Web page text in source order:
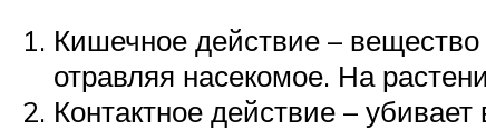
Кишечное действие –
отравляя насекомое. На
Контактное действие –